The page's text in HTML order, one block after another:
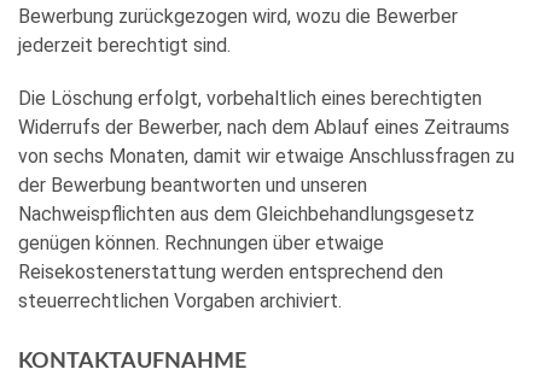
Bewerbung zurückgezogen wird, wozu die Bewerber
jederzeit berechtigt sind.
Die Löschung erfolgt, vorbehaltlich eines berechtigten
Widerrufs der Bewerber, nach dem Ablauf eines Zeitraums
von sechs Monaten, damit wir etwaige Anschlussfragen zu
der Bewerbung beantworten und unseren
Nachweispflichten aus dem Gleichbehandlungsgesetz
genügen können. Rechnungen über etwaige
Reisekostenerstattung werden entsprechend den
steuerrechtlichen Vorgaben archiviert.
KONTAKTAUFNAHME